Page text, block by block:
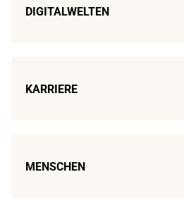
DIGITALWELTEN
KARRIERE
MENSCHEN